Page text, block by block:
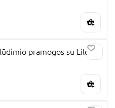
pramogos su Lilo ir